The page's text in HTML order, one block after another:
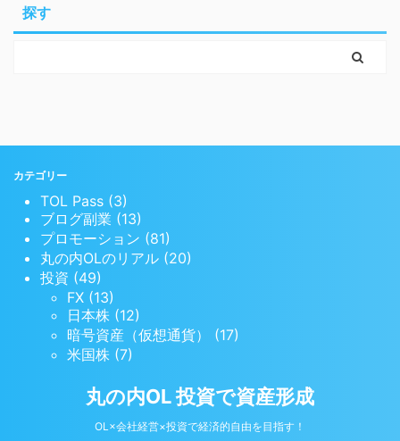
探す
カテゴリー
TOL Pass (3)
ブログ副業 (13)
プロモーション (81)
丸の内OLのリアル (20)
投資 (49)
FX (13)
日本株 (12)
暗号資産（仮想通貨） (17)
米国株 (7)
丸の内OL 投資で資産形成
OL×会社経営×投資で経済的自由を目指す！